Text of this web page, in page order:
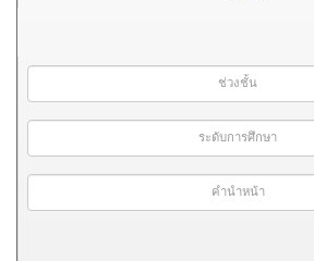
ช่วงชั้น
ระดับการศึกษา
คำนำหน้า